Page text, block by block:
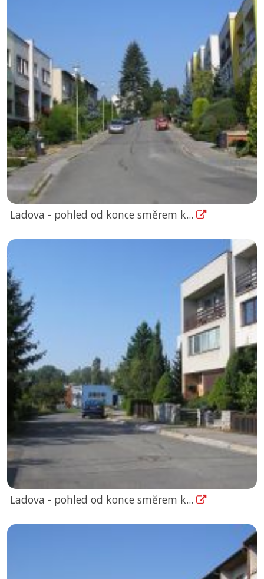
Ladova - pohled od konce směrem k...
Ladova - pohled od konce směrem k...